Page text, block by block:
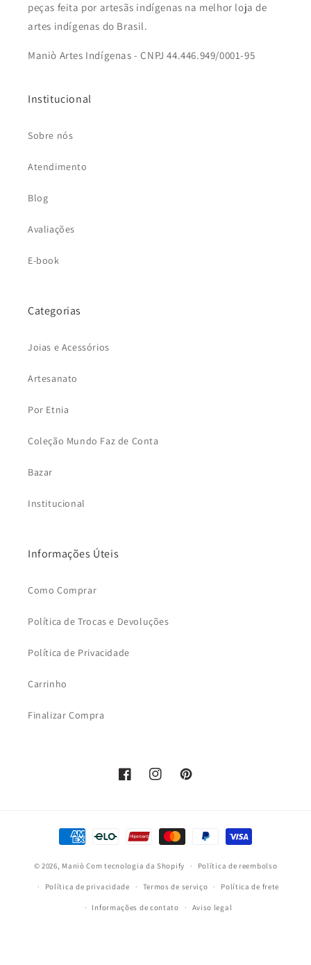
peças feita por artesãs indígenas na melhor loja de
artes indígenas do Brasil.
Maniò Artes Indígenas - CNPJ 44.446.949/0001-95
Institucional
Sobre nós
Atendimento
Blog
Avaliações
E-book
Categorias
Joias e Acessórios
Artesanato
Por Etnia
Coleção Mundo Faz de Conta
Bazar
Institucional
Informações Úteis
Como Comprar
Política de Trocas e Devoluções
Política de Privacidade
Carrinho
Finalizar Compra
FacebookInstagramPinterest
Formas
de
pagamento
© 2026, Maniò Com tecnologia da Shopify Política de reembolso
Política de privacidade Termos de serviço Política de frete
Informações de contato Aviso legal